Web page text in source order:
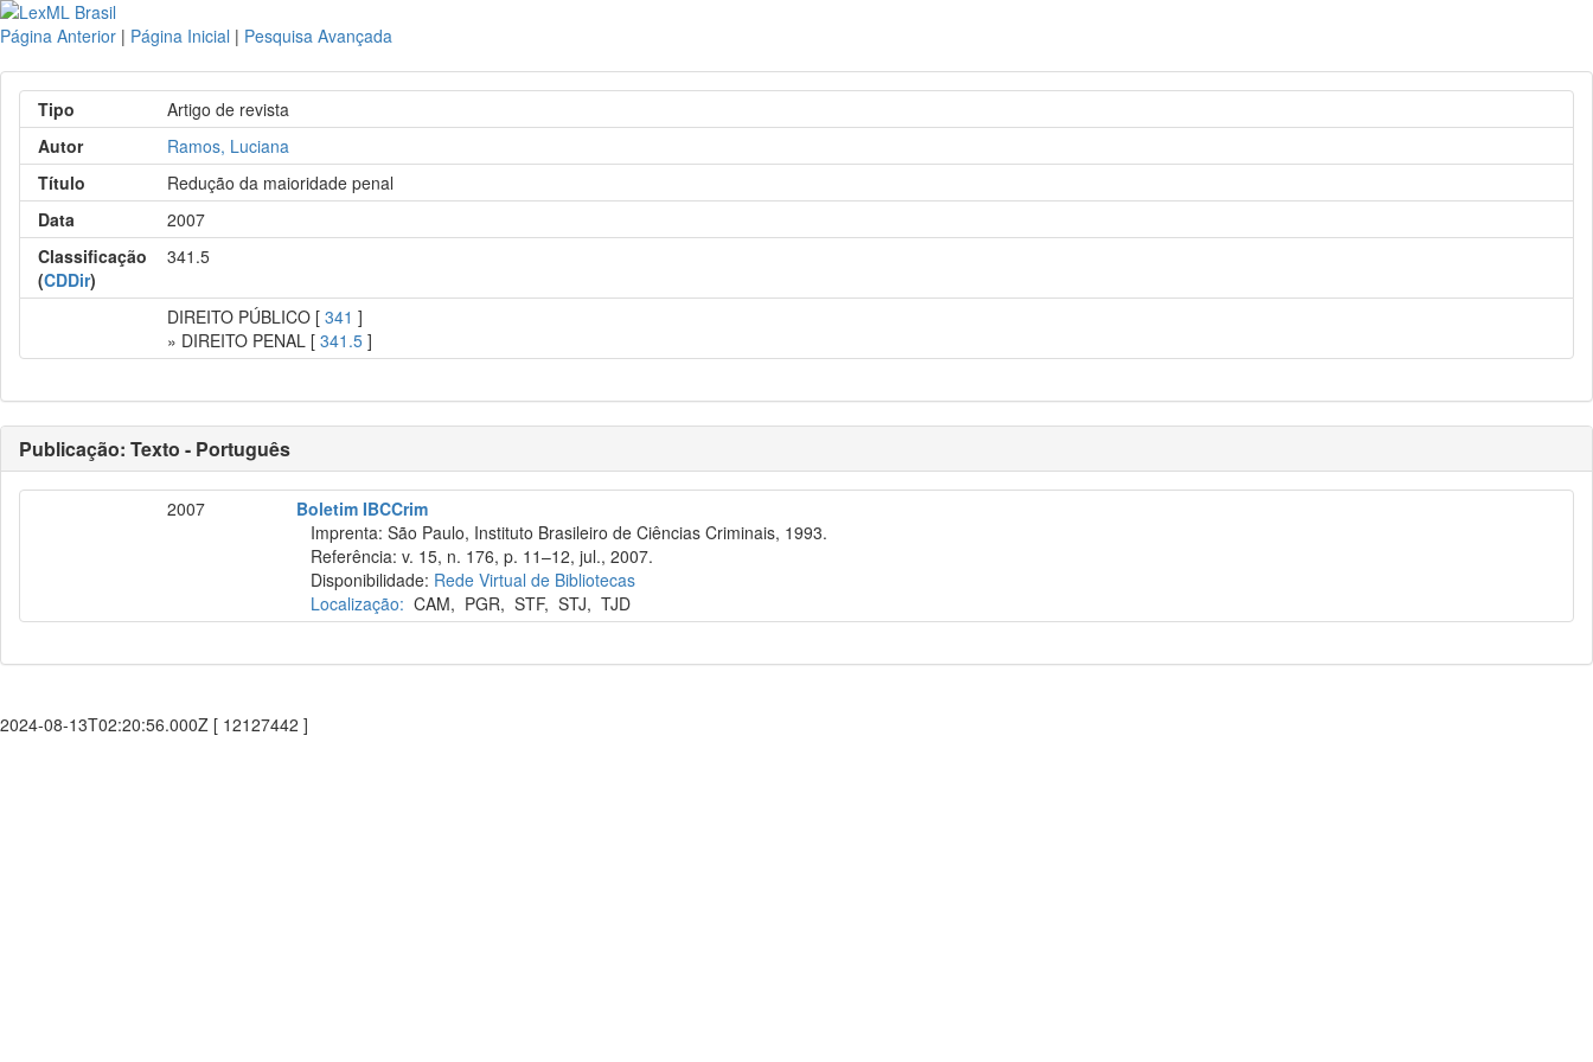
Página Anterior | Página Inicial | Pesquisa Avançada
Tipo
Artigo de revista
Autor
Ramos, Luciana
Título
Redução da maioridade penal
Data
2007
Classificação
(CDDir)
341.5
DIREITO PÚBLICO [341 ]
» DIREITO PENAL [341.5 ]
Publicação: Texto - Português
2007
Boletim IBCCrim
Imprenta: São Paulo, Instituto Brasileiro de Ciências Criminais, 1993.
Referência: v. 15, n. 176, p. 11–12, jul., 2007.
Disponibilidade: Rede Virtual de Bibliotecas
Localização: CAM, PGR,STF,STJ,TJD
2024-08-13T02:20:56.000Z [ 12127442 ]